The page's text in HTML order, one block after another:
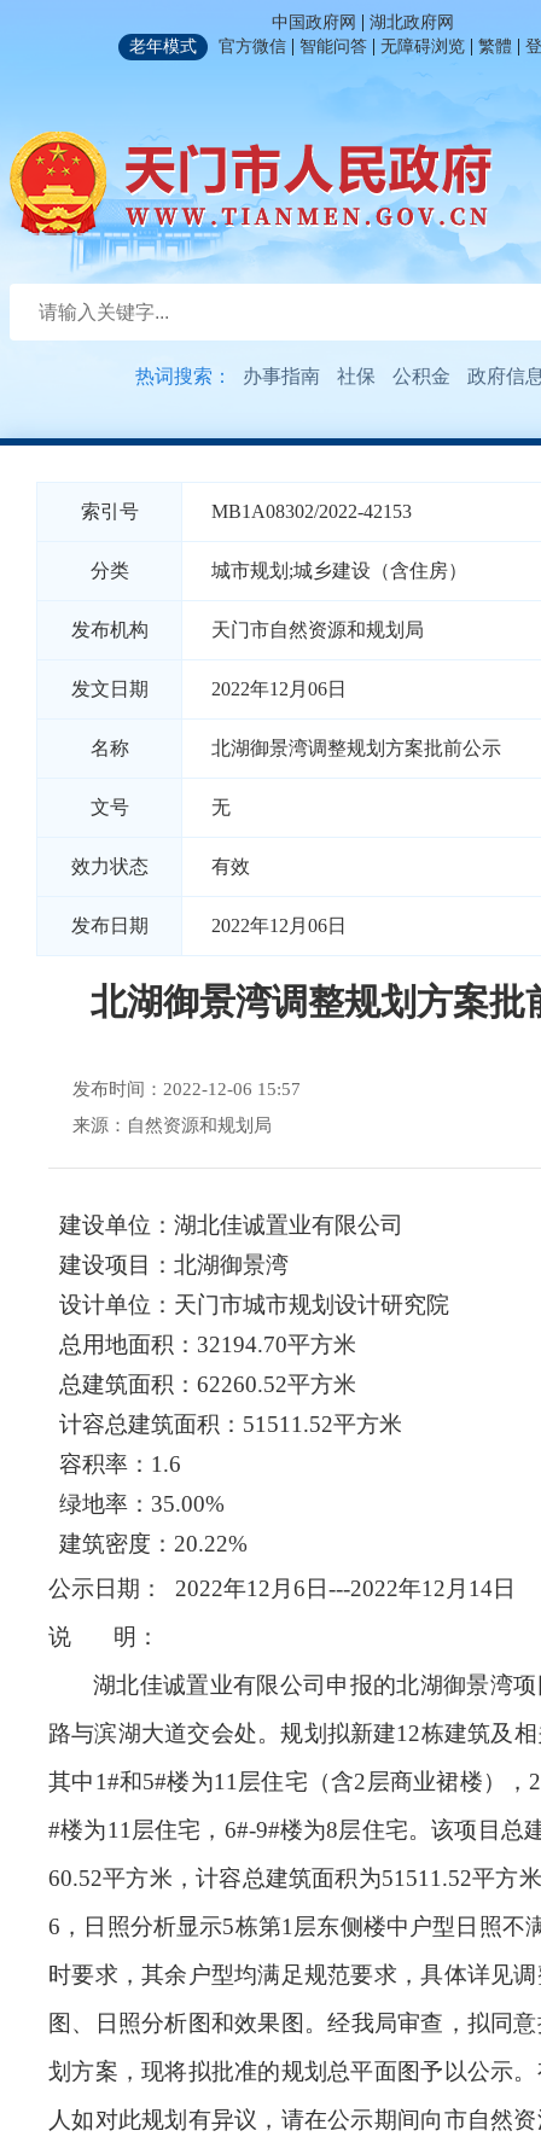
中国政府网 | 湖北政府网
老年模式
官方微信 | 智能问答 | 无障碍浏览 | 繁體 |
热词搜索： 办事指南 社保 公积金 政府信
索引号 MB1A08302/2022-42153
分类 城市规划;城乡建设（含住房）
发布机构 天门市自然资源和规划局
发文日期 2022年12月06日
名称 北湖御景湾调整规划方案批前公示
文号 无
效力状态 有效
发布日期 2022年12月06日
北湖御景湾调整规划方案批
发布时间：2022-12-06 15:57
来源：自然资源和规划局
建设单位： 湖北佳诚置业有限公司
建设项目： 北湖御景湾
设计单位：天门市城市规划设计研究院
总用地面积： 32194.70平方米
总建筑面积： 62260.52平方米
计容总建筑面积： 51511.52平方米
容积率： 1.6
绿地率： 35.00%
建筑密度： 20.22%
公示日期：
2022年12 月 6 日---2022年12 月 14日
说
明：
湖北佳诚置业有限公司 申报的北湖御景湾
路与滨湖大道交会处。规划拟新建12栋建筑及
其中1#和5#楼为11层住宅（含2层商业裙楼），
#楼为11层住宅，6#-9#楼为8层住宅。该项目总
60.52平方米，计容总建筑面积为51511.52平方
6，日照分析显示5栋第1层东侧楼中户型日照不
时要求，其余户型均满足规范要求，具体详见
图、日照分析图和效果图 。经我局审查，拟同
划方案，现将拟批准的规划总平面图予以公示
人如对此规划有异议，请在公示期间向市自然